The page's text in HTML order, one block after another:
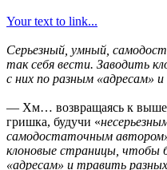
Your text to link...
Серьезный, умный,
так себя вести. Заводить
с них по разным «адресам»
— Хм… возвращаясь к
гришка, будучи «
самодостаточным
клоновые страницы, чтобы
«адресам» и травить